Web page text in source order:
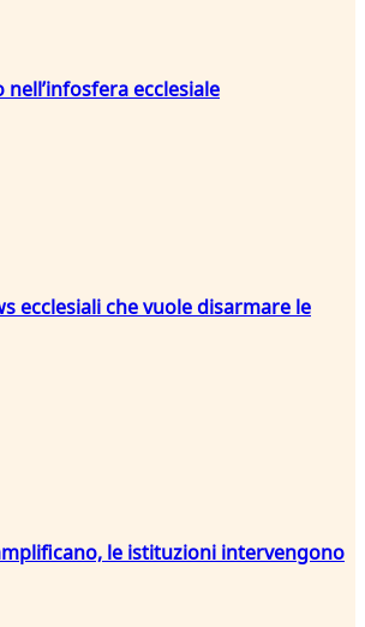
ecclesiale
ecclesiali che vuole disarmare le
le istituzioni intervengono